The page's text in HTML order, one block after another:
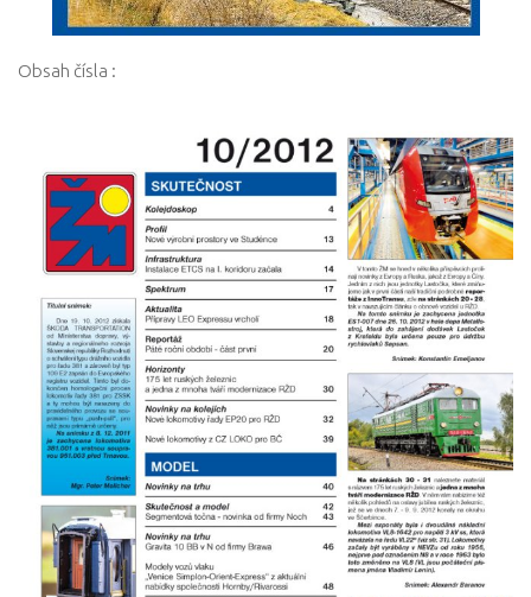
Obsah čísla :